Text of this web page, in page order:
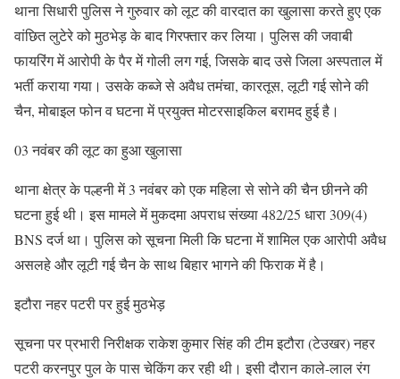
थाना सिधारी पुलिस ने गुरुवार को लूट की वारदात का खुलासा करते हुए एक
वांछित लुटेरे को मुठभेड़ के बाद गिरफ्तार कर लिया। पुलिस की जवाबी
फायरिंग में आरोपी के पैर में गोली लग गई, जिसके बाद उसे जिला अस्पताल में
भर्ती कराया गया। उसके कब्जे से अवैध तमंचा, कारतूस, लूटी गई सोने की
चैन, मोबाइल फोन व घटना में प्रयुक्त मोटरसाइकिल बरामद हुई है।
03 नवंबर की लूट का हुआ खुलासा
थाना क्षेत्र के पल्हनी में 3 नवंबर को एक महिला से सोने की चैन छीनने की
घटना हुई थी। इस मामले में मुकदमा अपराध संख्या 482/25 धारा 309(4)
BNS दर्ज था। पुलिस को सूचना मिली कि घटना में शामिल एक आरोपी अवैध
असलहे और लूटी गई चैन के साथ बिहार भागने की फिराक में है।
इटौरा नहर पटरी पर हुई मुठभेड़
सूचना पर प्रभारी निरीक्षक राकेश कुमार सिंह की टीम इटौरा (टेउखर) नहर
पटरी करनपुर पुल के पास चेकिंग कर रही थी। इसी दौरान काले-लाल रंग